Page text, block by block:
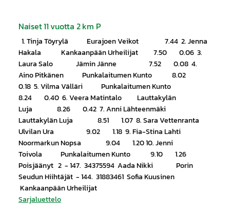
Naiset 11 vuotta 2 km P
1. Tinja Töyrylä Eurajoen Veikot 7.44 2. Jenna
Hakala Kankaanpään Urheilijat 7.50 0.06 3.
Laura Salo Jämin Jänne 7.52 0.08 4.
Aino Pitkänen Punkalaitumen Kunto 8.02
0.18 5. Vilma Välläri Punkalaitumen Kunto
8.24 0.40 6. Veera Matintalo Lauttakylän
Luja 8.26 0.42 7. Anni Lähteenmäki
Lauttakylän Luja 8.51 1.07 8. Sara Vettenranta
Ulvilan Ura 9.02 1.18 9. Fia-Stina Lahti
Noormarkun Nopsa 9.04 1.20 10. Jenni
Toivola Punkalaitumen Kunto 9.10 1.26
Poisjäänyt 2 - 147. 34375594 Aada Nikki Porin
Seudun Hiihtäjät - 144. 31883461 Sofia Kuusinen
Kankaanpään Urheilijat
Sarjaluettelo